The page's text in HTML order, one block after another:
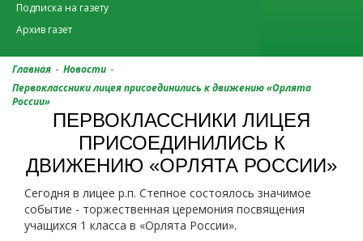
Подписка на газету
Архив газет
Главная - Новости -
Первоклассники лицея присоединились к движению «Орлята
России»
ПЕРВОКЛАССНИКИ ЛИЦЕЯ
ПРИСОЕДИНИЛИСЬ К
ДВИЖЕНИЮ «ОРЛЯТА РОССИИ»
Сегодня в лицее р.п. Степное состоялось значимое
событие - торжественная церемония посвящения
учащихся 1 класса в «Орлята России».